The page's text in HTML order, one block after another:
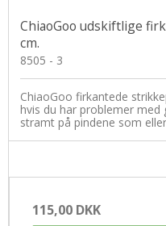
ChiaoGoo udskiftlige
cm.
8505 - 3
ChiaoGoo firkantede
hvis du har problemer
stramt på pindene som
115,00 DKK